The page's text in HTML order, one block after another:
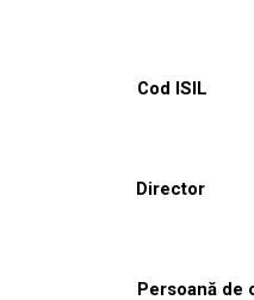
Cod ISIL
Director
Persoană de